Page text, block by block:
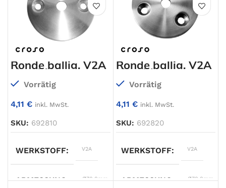
WERKSTOFF V2A
OBERFLÄCHE
STÄRKE
TYP Platte
OBERFLÄCHE
einseitig
geschliffen
STÄRKE
Ronde ballig, V2A
einseitig
geschliffen
Vorrätig
4,11 € inkl. MwSt.
SKU: 692810
WERKSTOFF V2A
ABMESSUNG Ø70,0mm
Ronde ballig, V2A
einseitig
geschliffen
Vorrätig
4,11 € inkl. MwSt.
SKU: 692820
WERKSTOFF V2A
ABMESSUNG Ø70,0mm